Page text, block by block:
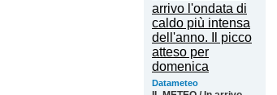
Datameteo